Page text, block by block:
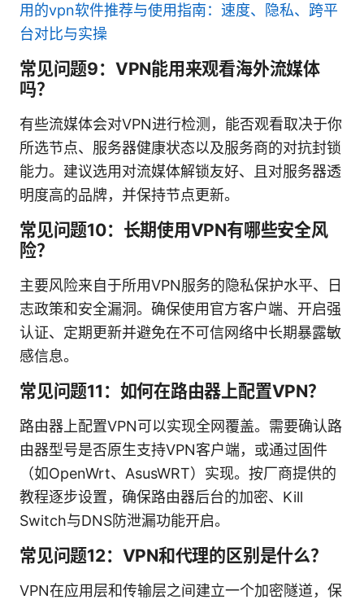
用的vpn软件推荐与使用指南：速度、隐私、跨平
台对比与实操
常见问题9：VPN能用来观看海外流媒体
吗？
有些流媒体会对VPN进行检测，能否观看取决于你
所选节点、服务器健康状态以及服务商的对抗封锁
能力。建议选用对流媒体解锁友好、且对服务器透
明度高的品牌，并保持节点更新。
常见问题10：长期使用VPN有哪些安全风
险？
主要风险来自于所用VPN服务的隐私保护水平、日
志政策和安全漏洞。确保使用官方客户端、开启强
认证、定期更新并避免在不可信网络中长期暴露敏
感信息。
常见问题11：如何在路由器上配置VPN？
路由器上配置VPN可以实现全网覆盖。需要确认路
由器型号是否原生支持VPN客户端，或通过固件
（如OpenWrt、AsusWRT）实现。按厂商提供的
教程逐步设置，确保路由器后台的加密、Kill
Switch与DNS防泄漏功能开启。
常见问题12：VPN和代理的区别是什么？
VPN在应用层和传输层之间建立一个加密隧道，保